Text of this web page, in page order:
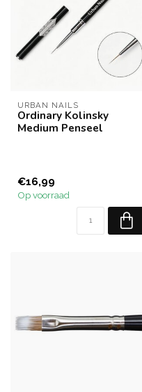
URBAN NAILS
Ordinary Kolinsky
Medium Penseel
€16,99
Op voorraad